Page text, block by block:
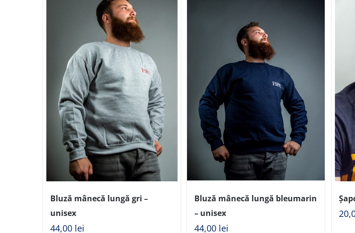
Bluză mânecă lungă gri –
unisex
44,00 lei
Bluză mânecă lungă bleumarin
– unisex
44,00 lei